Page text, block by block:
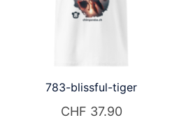
783-blissful-tiger
CHF 37.90